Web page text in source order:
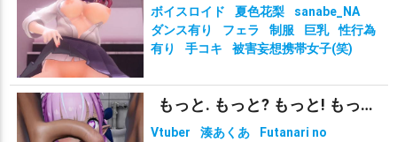
ボイスロイド 夏色花梨
sanabe_NA
ダンス有り
フェラ 制服 巨乳
性行為
有り
手コキ 被害妄想携帯女子(笑)
もっと. もっと? もっと! もっと!?!?
Vtuber 湊あくあ
Futanari no